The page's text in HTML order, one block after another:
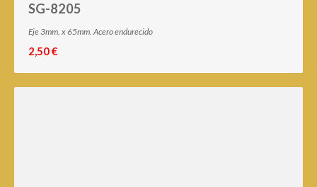
SG-8205
Eje 3mm. x 65mm. Acero endurecido
2,50 €